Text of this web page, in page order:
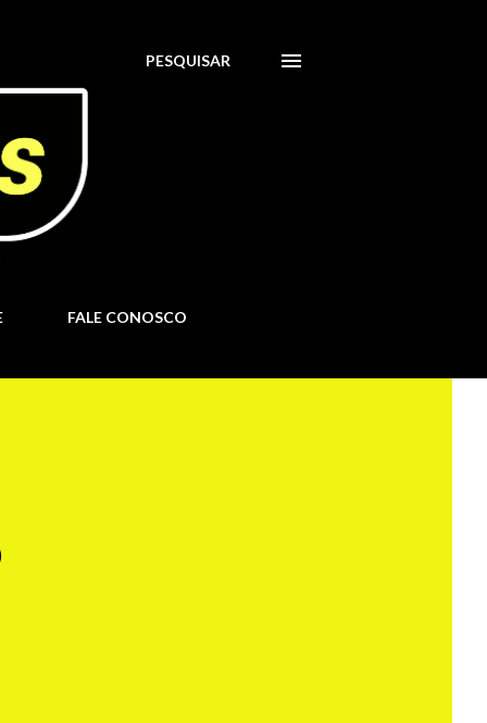
PESQUISAR
FALE CONOSCO